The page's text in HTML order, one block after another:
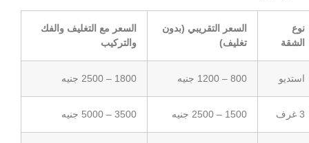
نوع
الشقة
السعر التقريبي (بدون
تغليف)
السعر مع التغليف والفك
والتركيب
استديو 800 – 1200 جنيه 1800 – 2500 جنيه
3 غرف 1500 – 2500 جنيه 3500 – 5000 جنيه